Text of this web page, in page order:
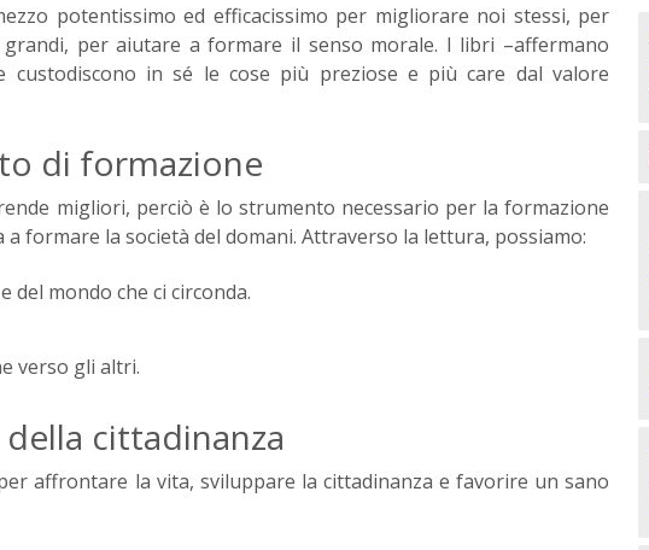
potentissimo ed efficacissimo per migliorare noi stessi, per
per aiutare a formare il senso morale. I libri –affermano
custodiscono in sé le cose più preziose e più care dal valore
di formazione
migliori, perciò è lo strumento necessario per la formazione
formare la società del domani. Attraverso la lettura, possiamo:
del mondo che ci circonda.
verso gli altri.
cittadinanza
affrontare la vita, sviluppare la cittadinanza e favorire un sano